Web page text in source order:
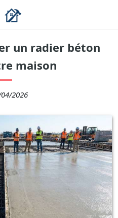
un radier béton
maison
2026